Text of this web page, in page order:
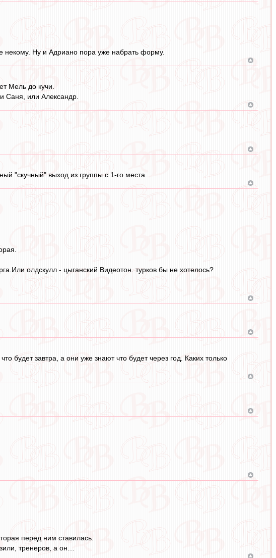
некому. Ну и Адриано пора уже набрать форму.
Мель до кучи.
Саня, или Александр.
"скучный" выход из группы с 1-го места...
олдскулл - цыганский Видеотон. турков бы не хотелось?
будет завтра, а они уже знают что будет через год. Каких только
перед ним ставилась.
тренеров, а он…